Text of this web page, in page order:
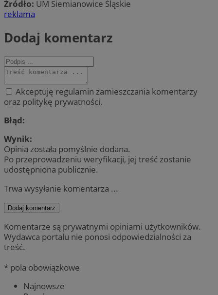
Źródło: UM Siemianowice Śląskie
reklama
Dodaj komentarz
Akceptuję regulamin zamieszczania komentarzy
oraz politykę prywatności.
Błąd:
Wynik:
Opinia została pomyślnie dodana.
Po przeprowadzeniu weryfikacji, jej treść zostanie
udostępniona publicznie.
Trwa wysyłanie komentarza ...
Dodaj komentarz
Komentarze są prywatnymi opiniami użytkowników.
Wydawca portalu nie ponosi odpowiedzialności za
treść.
* pola obowiązkowe
Najnowsze